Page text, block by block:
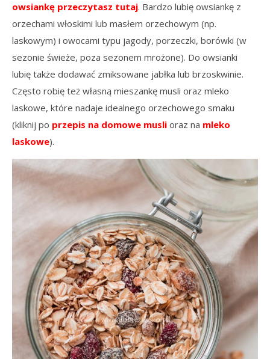
owsiankę przeczytasz tutaj. Bardzo lubię owsiankę z
orzechami włoskimi lub masłem orzechowym (np.
laskowym) i owocami typu jagody, porzeczki, borówki (w
sezonie świeże, poza sezonem mrożone). Do owsianki
lubię także dodawać zmiksowane jabłka lub brzoskwinie.
Często robię też własną mieszankę musli oraz mleko
laskowe, które nadaje idealnego orzechowego smaku
(kliknij po przepis na domowe musli oraz na mleko
laskowe).